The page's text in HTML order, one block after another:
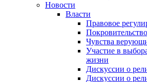
Новости
Власти
Правовое
Чувства
Участие в
жизни
Дискуссии о
Дискуссии о